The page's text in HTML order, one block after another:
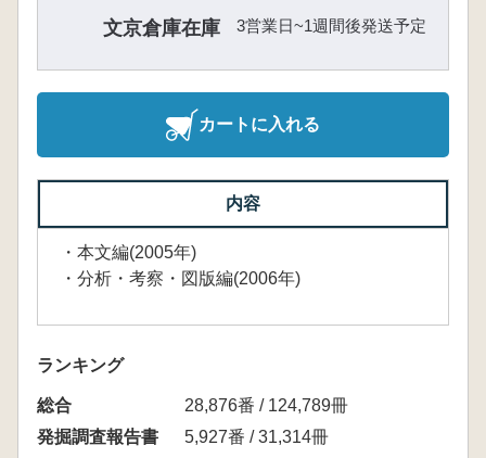
文京倉庫在庫 3営業日~1週間後発送予定
カートに入れる
内容
・本文編(2005年)
・分析・考察・図版編(2006年)
ランキング
総合
28,876番 / 124,789冊
発掘調査報告書
5,927番 / 31,314冊